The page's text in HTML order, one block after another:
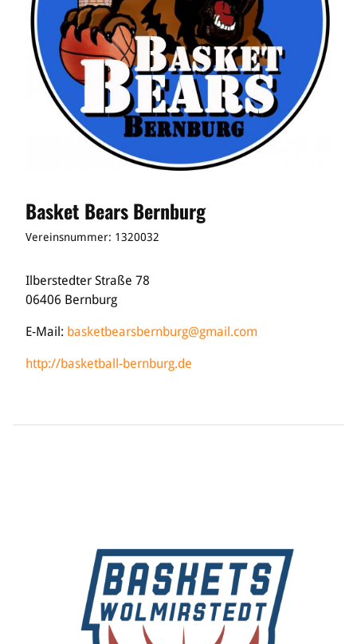
Basket Bears Bernburg
Vereinsnummer: 1320032
Ilberstedter Straße 78
06406 Bernburg
E-Mail: basketbearsbernburg@gmail.com
http://basketball-bernburg.de